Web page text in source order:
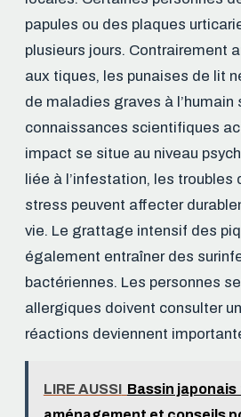
papules ou des plaques
plusieurs jours. Contrairement
aux tiques, les punaises de lit
de maladies graves à l’humain
connaissances scientifiques
impact se situe au niveau
liée à l’infestation, les troubles
stress peuvent affecter
vie. Le grattage intensif des
également entraîner des
bactériennes. Les personnes
allergiques doivent consulter
réactions deviennent
LIRE AUSSI Bassin japonais